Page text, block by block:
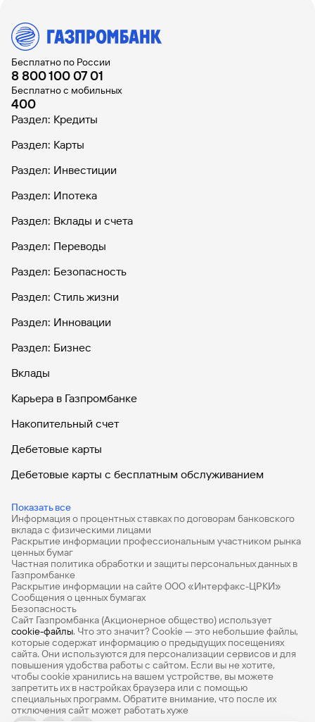
Бесплатно по России
8 800 100 07 01
Бесплатно с мобильных
400
Раздел: Кредиты
Раздел: Карты
Раздел: Инвестиции
Раздел: Ипотека
Раздел: Вклады и счета
Раздел: Переводы
Раздел: Безопасность
Раздел: Стиль жизни
Раздел: Инновации
Раздел: Бизнес
Вклады
Карьера в Газпромбанке
Накопительный счет
Дебетовые карты
Дебетовые карты с бесплатным обслуживанием
Показать все
Банковские вклады на 3 месяца
Вклады с высоким процентом
Калькулятор вкладов
Виртуальные карты
Премиум
РКО
Ипотечный калькулятор
Кредитный калькулятор
Информация о процентных ставках по договорам банковского
вклада с физическими лицами
Раскрытие информации профессиональным участником рынка
ценных бумаг
Частная политика обработки и защиты персональных данных в
Газпромбанке
Раскрытие информации на сайте ООО «Интерфакс-ЦРКИ»
Сообщения о ценных бумагах
Безопасность
Сайт Газпромбанка (Акционерное общество) использует
cookie-файлы. Что это значит? Сookie — это небольшие файлы,
которые содержат информацию о предыдущих посещениях
сайта. Они используются для персонализации сервисов и для
повышения удобства работы с сайтом. Если вы не хотите,
чтобы сookie хранились на вашем устройстве, вы можете
запретить их в настройках браузера или с помощью
специальных программ. Обратите внимание, что после их
отключения сайт может работать хуже